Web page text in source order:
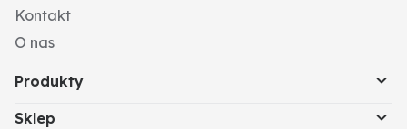
Kontakt
O nas
Produkty
Sklep